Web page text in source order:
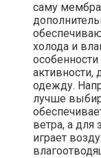
саму
холода и
активности,
одежду.
лучше
ветра, а для
играет